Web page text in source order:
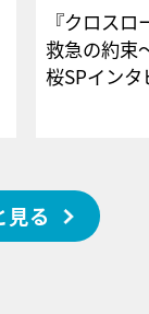
『クロス
救急の約束
桜SPイ
見る